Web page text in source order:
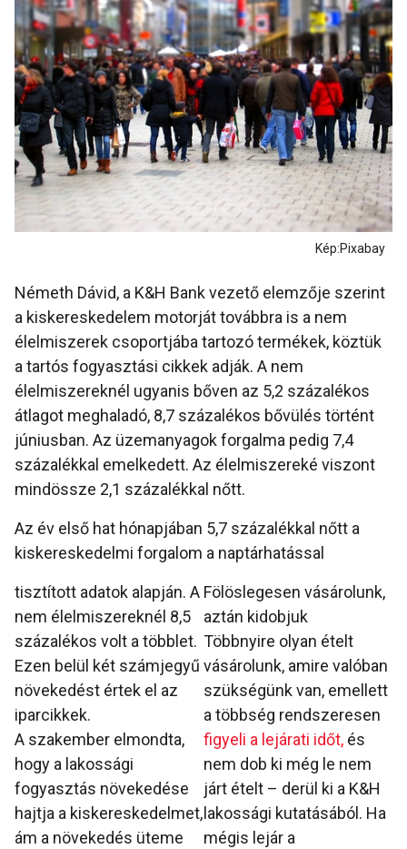
Kép:Pixabay
Németh Dávid, a K&H Bank vezető elemzője szerint
a kiskereskedelem motorját továbbra is a nem
élelmiszerek csoportjába tartozó termékek, köztük
a tartós fogyasztási cikkek adják. A nem
élelmiszereknél ugyanis bőven az 5,2 százalékos
átlagot meghaladó, 8,7 százalékos bővülés történt
júniusban. Az üzemanyagok forgalma pedig 7,4
százalékkal emelkedett. Az élelmiszereké viszont
mindössze 2,1 százalékkal nőtt.
Az év első hat hónapjában 5,7 százalékkal nőtt a
kiskereskedelmi forgalom a naptárhatással
Fölöslegesen vásárolunk,
aztán kidobjuk
Többnyire olyan ételt
vásárolunk, amire valóban
szükségünk van, emellett
a többség rendszeresen
figyeli a lejárati időt, és
nem dob ki még le nem
járt ételt – derül ki a K&H
lakossági kutatásából. Ha
mégis lejár a
tisztított adatok alapján. A
nem élelmiszereknél 8,5
százalékos volt a többlet.
Ezen belül két számjegyű
növekedést értek el az
iparcikkek.
A szakember elmondta,
hogy a lakossági
fogyasztás növekedése
hajtja a kiskereskedelmet,
ám a növekedés üteme